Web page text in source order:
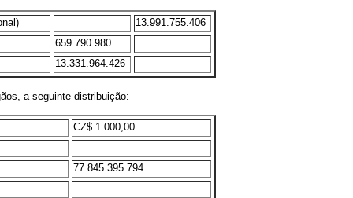
13.991.755.406
659.790.980
13.331.964.426
a seguinte distribuição:
CZ$ 1.000,00
77.845.395.794